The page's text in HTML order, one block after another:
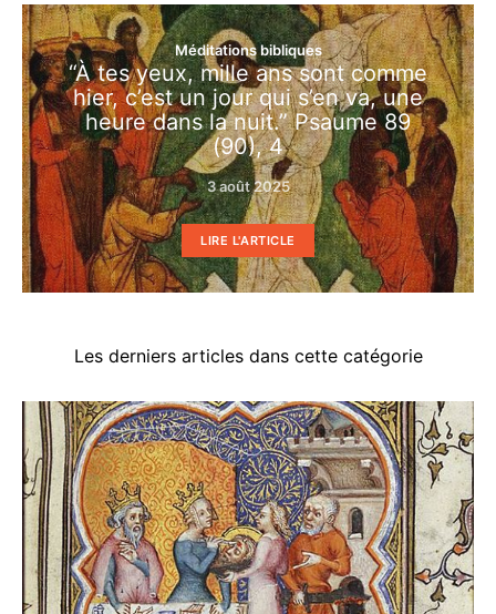
Méditations bibliques
“À tes yeux, mille ans sont comme
hier, c’est un jour qui s’en va, une
heure dans la nuit.” Psaume 89
(90), 4
3 août 2025
LIRE L'ARTICLE
Les derniers articles dans cette catégorie